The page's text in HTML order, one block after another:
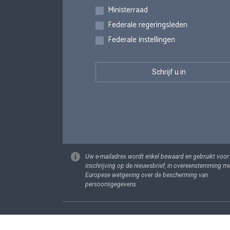
Inschrijvingen
Ministerraad
Federale regeringsleden
Federale instellingen
Uw e-mailadres wordt enkel bewaard en gebruikt voor
inschrijving op de nieuwsbrief, in overeenstemming
Europese wetgeving over de bescherming van
persoonsgegevens.
Footer